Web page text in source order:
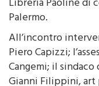
All’incontro
Piero Capizzi;
Cangemi; il sindaco
Gianni Filippini, art
di Navigare srl e